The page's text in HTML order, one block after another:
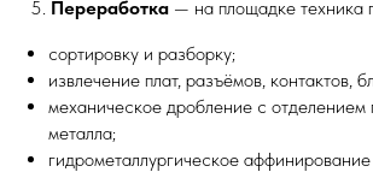
Переработка — на площадке техника
сортировку и разборку;
извлечение плат, разъёмов, контактов,
механическое дробление с отделением
металла;
гидрометаллургическое